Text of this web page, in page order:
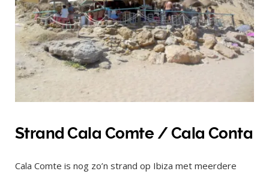
Strand Cala Comte / Cala Conta
Cala Comte is nog zo’n strand op Ibiza met meerdere